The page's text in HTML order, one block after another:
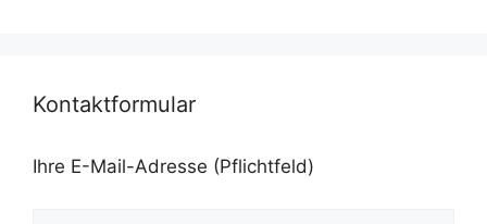
Kontaktformular
Ihre E-Mail-Adresse (Pflichtfeld)